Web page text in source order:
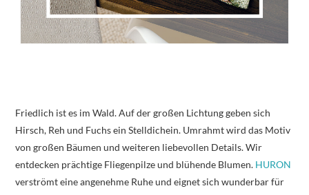
Friedlich ist es im Wald. Auf der großen Lichtung geben sich
Hirsch, Reh und Fuchs ein Stelldichein. Umrahmt wird das Motiv
von großen Bäumen und weiteren liebevollen Details. Wir
entdecken prächtige Fliegenpilze und blühende Blumen. HURON
verströmt eine angenehme Ruhe und eignet sich wunderbar für